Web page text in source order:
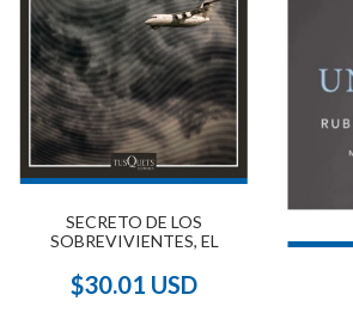
SECRETO DE LOS
SOBREVIVIENTES, EL
$30.01 USD